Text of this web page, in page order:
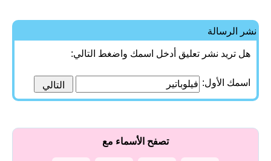
نشر الرسالة
هل تريد نشر تعليق أدخل اسمك واضغط التالي:
اسمك الأول:
تصفح الأسماء مع